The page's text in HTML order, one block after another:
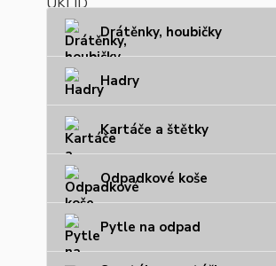
Drátěnky, houbičky
Hadry
Kartáče a štětky
Odpadkové koše
Pytle na odpad